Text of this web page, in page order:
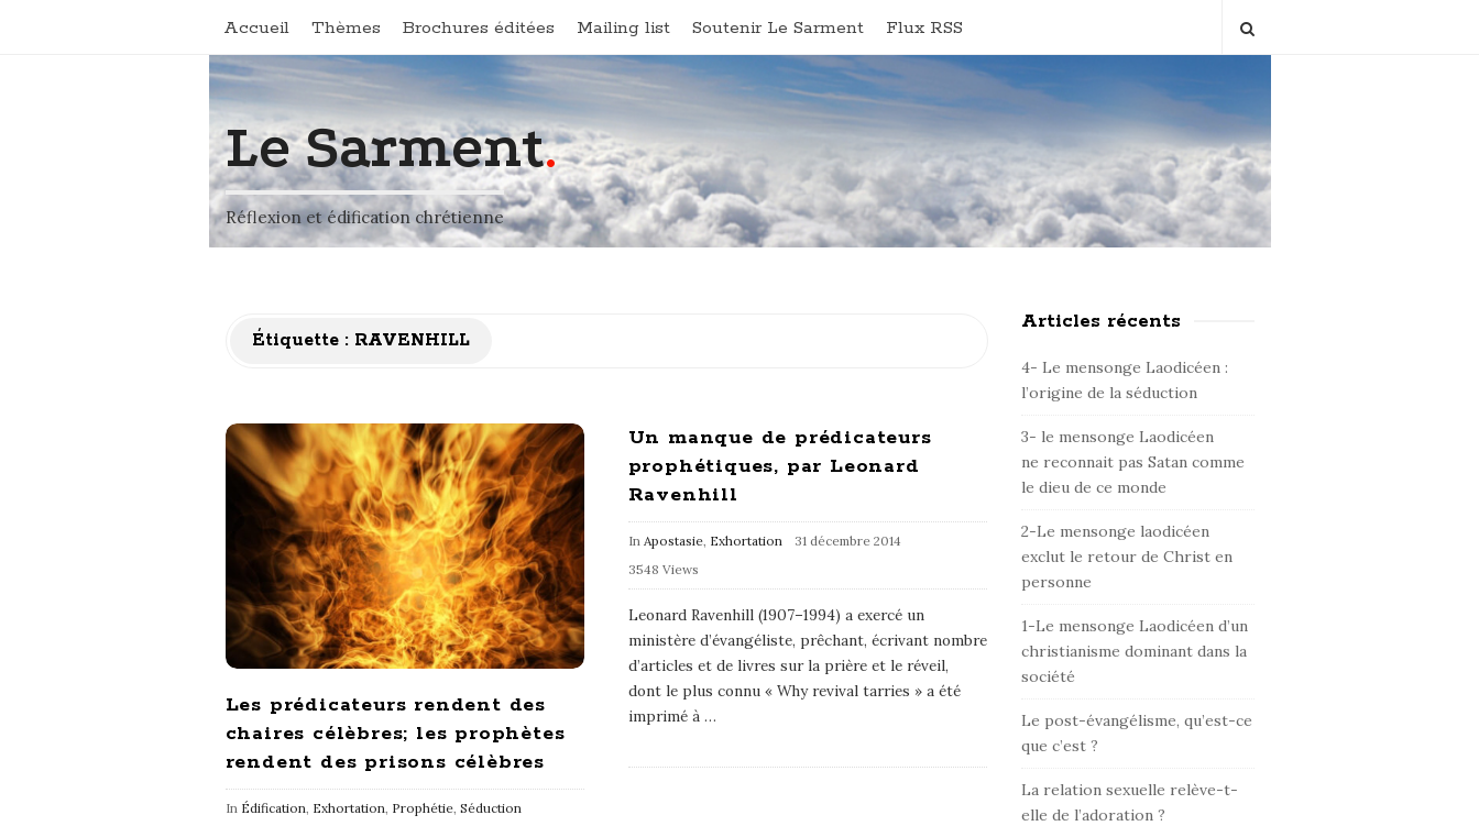
Accueil Thèmes Brochures éditées Mailing list Soutenir Le Sarment Flux RSS
Le Sarment.
Réflexion et édification chrétienne
Étiquette : RAVENHILL
Les prédicateurs rendent des
chaires célèbres; les prophètes
rendent des prisons célèbres
In Édification Exhortation Prophétie, Séduction
Un manque de prédicateurs
prophétiques, par Leonard
Ravenhill
In Apostasie, Exhortation
31 décembre 2014
3548 Views
Leonard Ravenhill (1907–1994) a exercé un
ministère d’évangéliste, prêchant, écrivant nombre
d’articles et de livres sur la prière et le réveil,
dont le plus connu « Why revival tarries » a été
imprimé à…
S
t
S
i
d
e
b
a
Articles récents
4- Le mensonge Laodicéen :
l’origine de la séduction
3- le mensonge Laodicéen
ne reconnait pas Satan comme
le dieu de ce monde
2-Le mensonge laodicéen
exclut le retour de Christ en
personne
1-Le mensonge Laodicéen d’un
christianisme dominant dans la
société
Le post-évangélisme, qu’est-ce
que c’est ?
La relation sexuelle relève-t-
elle de l’adoration ?